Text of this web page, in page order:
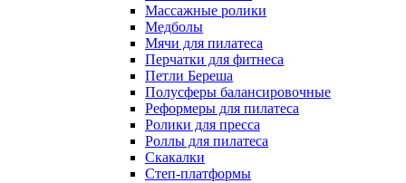
Массажные ролики
Медболы
Мячи для пилатеса
Перчатки для фитнеса
Петли Береша
Полусферы балансировочные
Реформеры для пилатеса
Ролики для пресса
Роллы для пилатеса
Скакалки
Степ-платформы